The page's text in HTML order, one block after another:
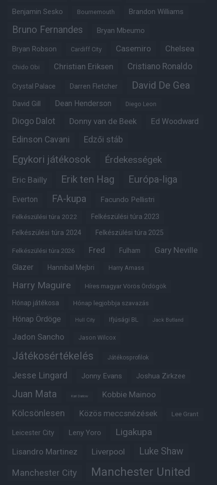
Benjamin Sesko Bournemouth Brandon Williams
Bruno Fernandes Bryan Mbeumo
Bryan Robson Cardiff City Casemiro Chelsea
Chido Obi Christian Eriksen Cristiano Ronaldo
Crystal Palace Darren Fletcher David De Gea
David Gill Dean Henderson Diego Leon
Diogo Dalot Donny van de Beek Ed Woodward
Edinson Cavani Edzői stáb
Egykori játékosok Érdekességek
Eric Bailly Erik ten Hag Európa-liga
Everton FA-kupa Facundo Pellistri
Felkészülési túra 2022 Felkészülési túra 2023
Felkészülési túra 2024 Felkészülési túra 2025
Felkészülési túra 2026 Fred Fulham Gary Neville
Glazer Hannibal Mejbri Harry Amass
Harry Maguire Híres magyar Vörös Ördögök
Hónap játékosa Hónap legjobbja szavazás
Hónap Ördöge Hull City Ifjúsági BL Jack Butland
Jadon Sancho Jason Wilcox
Játékosértékelés Játékosprofilok
Jesse Lingard Jonny Evans Joshua Zirkzee
Juan Mata Karl Darlow Kobbie Mainoo
Kölcsönlesen Közös meccsnézések Lee Grant
Leicester City Leny Yoro Ligakupa
Lisandro Martinez Liverpool Luke Shaw
Manchester City Manchester United